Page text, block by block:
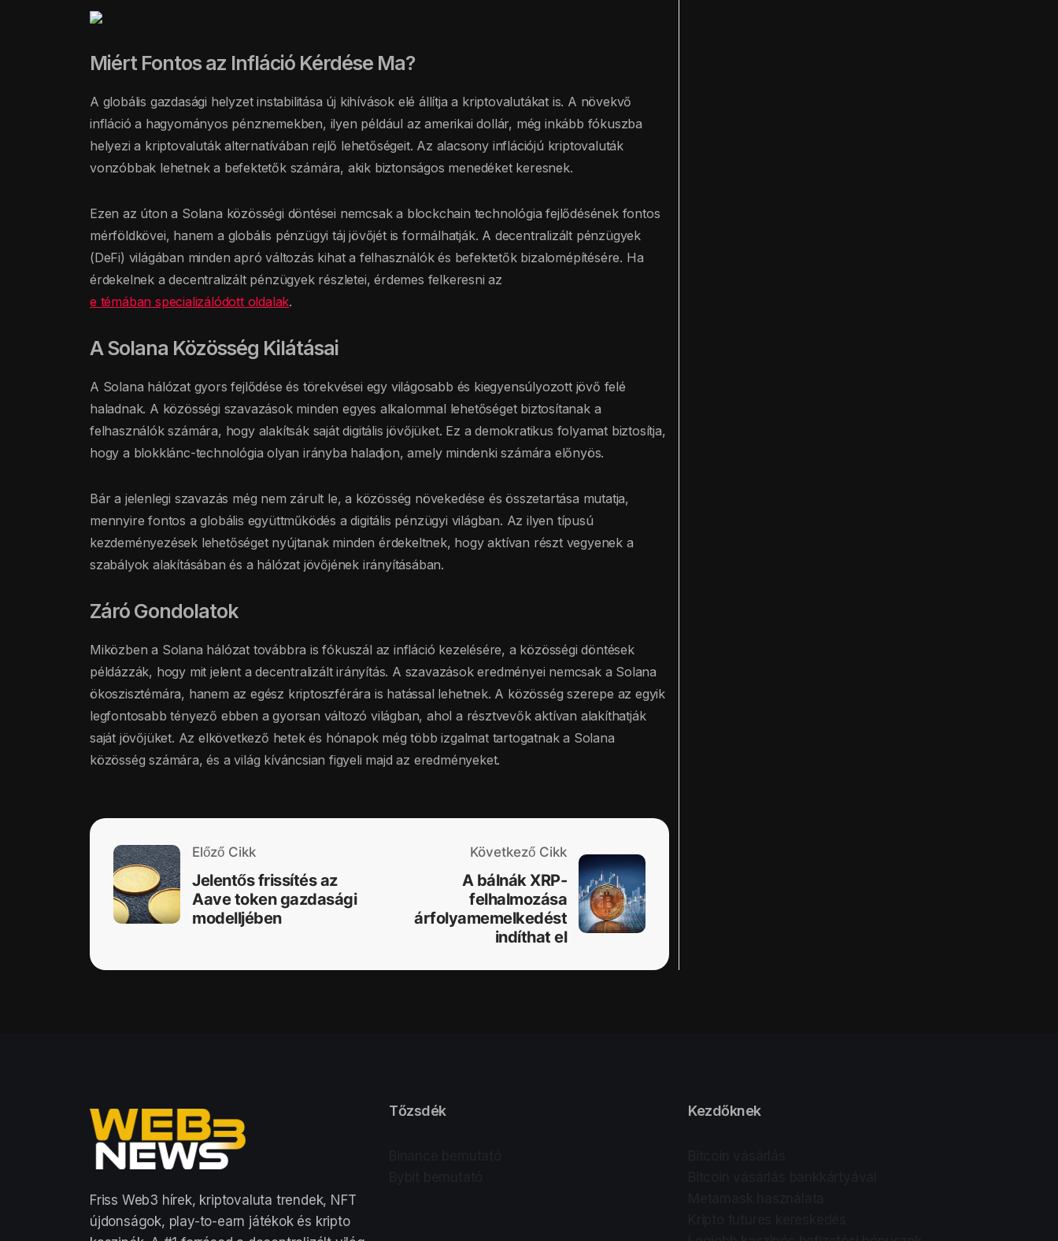
Miért Fontos az Infláció Kérdése Ma?
A globális gazdasági helyzet instabilitása új kihívások elé állítja a kriptovalutákat is. A növekvő
infláció a hagyományos pénznemekben, ilyen például az amerikai dollár, még inkább fókuszba
helyezi a kriptovaluták alternatívában rejlő lehetőségeit. Az alacsony inflációjú kriptovaluták
vonzóbbak lehetnek a befektetők számára, akik biztonságos menedéket keresnek.
Ezen az úton a Solana közösségi döntései nemcsak a blockchain technológia fejlődésének fontos
mérföldkövei, hanem a globális pénzügyi táj jövőjét is formálhatják. A decentralizált pénzügyek
(DeFi) világában minden apró változás kihat a felhasználók és befektetők bizalomépítésére. Ha
érdekelnek a decentralizált pénzügyek részletei, érdemes felkeresni az
e témában specializálódott oldalak.
A Solana Közösség Kilátásai
A Solana hálózat gyors fejlődése és törekvései egy világosabb és kiegyensúlyozott jövő felé
haladnak. A közösségi szavazások minden egyes alkalommal lehetőséget biztosítanak a
felhasználók számára, hogy alakítsák saját digitális jövőjüket. Ez a demokratikus folyamat biztosítja,
hogy a blokklánc-technológia olyan irányba haladjon, amely mindenki számára előnyös.
Bár a jelenlegi szavazás még nem zárult le, a közösség növekedése és összetartása mutatja,
mennyire fontos a globális együttműködés a digitális pénzügyi világban. Az ilyen típusú
kezdeményezések lehetőséget nyújtanak minden érdekeltnek, hogy aktívan részt vegyenek a
szabályok alakításában és a hálózat jövőjének irányításában.
Záró Gondolatok
Miközben a Solana hálózat továbbra is fókuszál az infláció kezelésére, a közösségi döntések
példázzák, hogy mit jelent a decentralizált irányítás. A szavazások eredményei nemcsak a Solana
ökoszisztémára, hanem az egész kriptoszférára is hatással lehetnek. A közösség szerepe az egyik
legfontosabb tényező ebben a gyorsan változó világban, ahol a résztvevők aktívan alakíthatják
saját jövőjüket. Az elkövetkező hetek és hónapok még több izgalmat tartogatnak a Solana
közösség számára, és a világ kíváncsian figyeli majd az eredményeket.
Előző Cikk
Jelentős frissítés az
Aave token gazdasági
modelljében
Következő Cikk
A bálnák XRP-
felhalmozása
árfolyamemelkedést
indíthat el
Friss Web3 hírek, kriptovaluta trendek, NFT
újdonságok, play-to-earn játékok és kripto
Tőzsdék Kezdőknek